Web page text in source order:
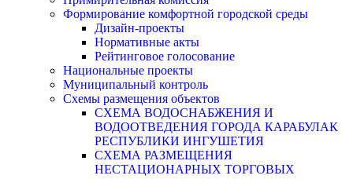
Формирование комфортной городской среды
Дизайн-проекты
Нормативные акты
Рейтинговое голосование
Национальные проекты
Муниципальный контроль
Схемы размещения объектов
СХЕМА ВОДОСНАБЖЕНИЯ И
ВОДООТВЕДЕНИЯ ГОРОДА КАРАБУЛАК
РЕСПУБЛИКИ ИНГУШЕТИЯ
СХЕМА РАЗМЕЩЕНИЯ
НЕСТАЦИОНАРНЫХ ТОРГОВЫХ